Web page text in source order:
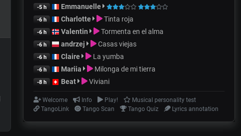
-5 h Emmanuelle
-6 h Charlotte Tinta roja
-6 h Valentin Tormenta en el alma
-6 h andrzej Casas viejas
-6 h Claire La yumba
-6 h Mariia Milonga de mi tierra
-8 h Beat Viviani
Welcome Info Play!
Musical personality test
TangoLink
Tango Scan Tango Quiz Lyrics annotation